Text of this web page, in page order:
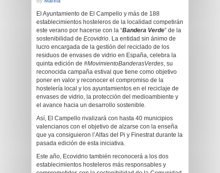
El Ayuntamiento de El Campello y más de 188
establecimientos hosteleros de la localidad competirán
este verano por hacerse con la “Bandera Verde” de la
sostenibilidad de Ecovidrio. La entidad sin ánimo de
lucro encargada de la gestión del reciclado de los
residuos de envases de vidrio en España, celebra la
quinta edición de #MovimientoBanderasVerdes, su
reconocida campaña estival que tiene como objetivo
poner en valor y reconocer el compromiso de la
hostelería local y los ayuntamientos en el reciclaje de
envases de vidrio, la protección del medioambiente y
el avance hacia un desarrollo sostenible.
Así, El Campello rivalizará con hasta 40 municipios
valencianos con el objetivo de alzarse con la enseña
que ya consiguieron l’Alfas del Pi y Finestrat durante la
pasada edición de esta iniciativa.
Este año, Ecovidrio también reconocerá a los dos
establecimientos hosteleros más responsables y